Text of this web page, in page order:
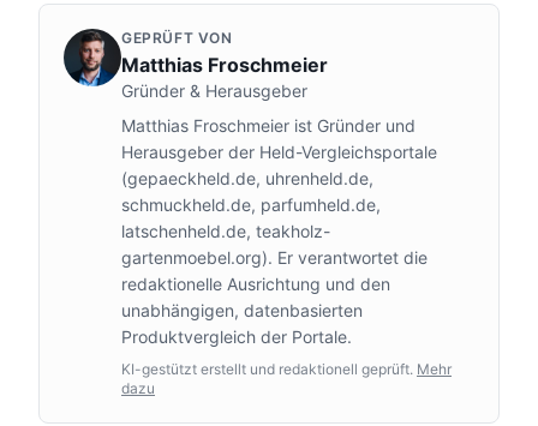
GEPRÜFT VON
Matthias Froschmeier
Gründer & Herausgeber
Matthias Froschmeier ist Gründer und
Herausgeber der Held-Vergleichsportale
(gepaeckheld.de, uhrenheld.de,
schmuckheld.de, parfumheld.de,
latschenheld.de, teakholz-
gartenmoebel.org). Er verantwortet die
redaktionelle Ausrichtung und den
unabhängigen, datenbasierten
Produktvergleich der Portale.
KI-gestützt erstellt und redaktionell geprüft. Mehr
dazu